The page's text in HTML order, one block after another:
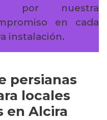
por nuestra
en cada
instalación.
persianas
locales
en Alcira